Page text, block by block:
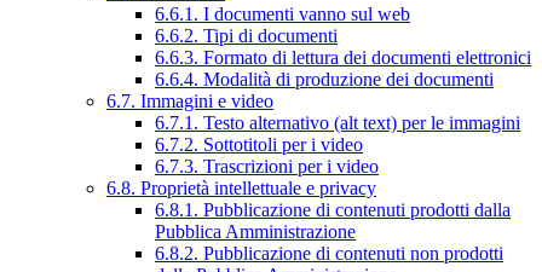
6.6.1. I documenti vanno sul web
6.6.2. Tipi di documenti
6.6.3. Formato di lettura dei documenti elettronici
6.6.4. Modalità di produzione dei documenti
6.7. Immagini e video
6.7.1. Testo alternativo (alt text) per le immagini
6.7.2. Sottotitoli per i video
6.7.3. Trascrizioni per i video
6.8. Proprietà intellettuale e privacy
6.8.1. Pubblicazione di contenuti prodotti dalla
Pubblica Amministrazione
6.8.2. Pubblicazione di contenuti non prodotti